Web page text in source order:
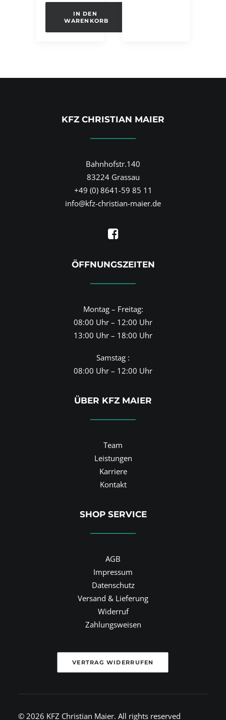
IN DEN
WARENKORB
KFZ CHRISTIAN MAIER
Bahnhofstr.140
83224 Grassau
+49 (0) 8641-59 85 11
info@kfz-christian-maier.de
ÖFFNUNGSZEITEN
Montag – Freitag:
08:00 Uhr – 12:00 Uhr
13:00 Uhr – 18:00 Uhr
Samstag :
08:00 Uhr – 12:00 Uhr
ÜBER KFZ MAIER
Team
Leistungen
Karriere
Kontakt
SHOP SERVICE
AGB
Impressum
Datenschutz
Versand & Lieferung
Widerruf
Zahlungsweisen
VERTRAG WIDERRUFEN
© 2026 KFZ Christian Maier. All rights reserved